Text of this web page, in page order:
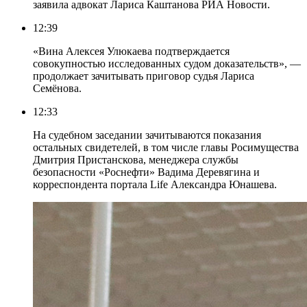
заявила адвокат Лариса Каштанова РИА Новости.
12:39
«Вина Алексея Улюкаева подтверждается
совокупностью исследованных судом доказательств», —
продолжает зачитывать приговор судья Лариса
Семёнова.
12:33
На судебном заседании зачитываются показания
остальных свидетелей, в том числе главы Росимущества
Дмитрия Пристанскова, менеджера службы
безопасности «Роснефти» Вадима Деревягина и
корреспондента портала Life Александра Юнашева.